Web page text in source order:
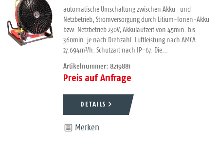
automatische Umschaltung zwischen Akku- und
Netzbetrieb, Stromversorgung durch Litium-Ionen-Akku
bzw. Netzbetrieb 230V, Akkulaufzeit von 45min. bis
360min. je nach Drehzahl. Luftleistung nach AMCA
27.694m³/h. Schutzart nach IP-67. Die...
Artikelnummer: 8219881
Preis auf Anfrage
DETAILS
Merken